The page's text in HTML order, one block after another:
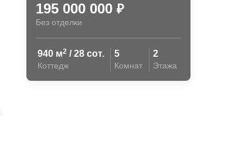
195 000 000 ₽
Без отделки
940 м2 / 28 сот.
Коттедж
5
Комнат
2
Этажа